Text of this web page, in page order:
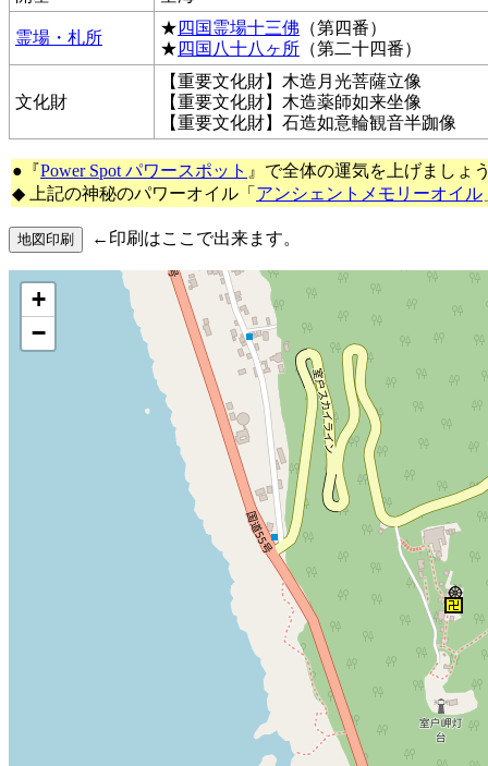
霊場・札所
★ 四国霊場十三佛 （第四番）
★ 四国八十八ヶ所 （第二十四番）
文化財
【重要文化財】木造月光菩薩立像
【重要文化財】木造薬師如来坐像
【重要文化財】石造如意輪観音半跏像
●『Power Spot パワースポット 』で全体の運気を上げましょ
◆ 上記の神秘のパワーオイル「 アンシェントメモリーオイル
←印刷はここで出来ます。
+
−